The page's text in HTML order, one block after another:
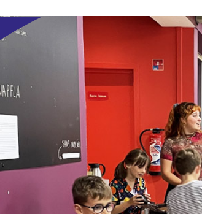
blog du labo médias